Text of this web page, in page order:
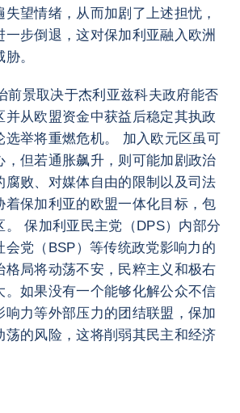
望情绪，从而加剧了上述担忧，
一步倒退，这对保加利亚融入欧洲
。
前景取决于杰利亚兹科夫政府能否
并从欧盟资金中获益后稳定其执政
选举将重燃危机。 加入欧元区虽可
，但若通胀飙升，则可能加剧政治
腐败、对媒体自由的限制以及司法
着保加利亚的欧盟一体化目标，包
。 保加利亚民主党（DPS）内部分
会党（BSP）等传统政党影响力的
格局将动荡不安，民粹主义和极右
。如果没有一个能够化解公众不信
响力等外部压力的团结联盟，保加
荡的风险，这将削弱其民主和经济